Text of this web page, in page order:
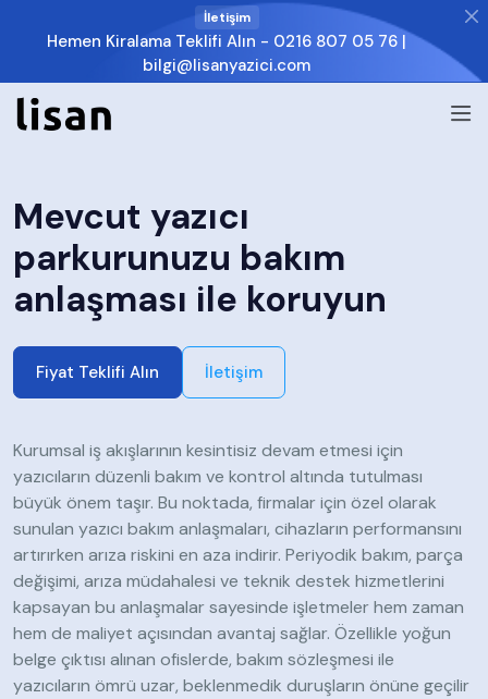
İletişim
Hemen Kiralama Teklifi Alın - 0216 807 05 76 |
bilgi@lisanyazici.com
Mevcut yazıcı
parkurunuzu bakım
anlaşması ile koruyun
Fiyat Teklifi Alın İletişim
Kurumsal iş akışlarının kesintisiz devam etmesi için
yazıcıların düzenli bakım ve kontrol altında tutulması
büyük önem taşır. Bu noktada, firmalar için özel olarak
sunulan yazıcı bakım anlaşmaları, cihazların performansını
artırırken arıza riskini en aza indirir. Periyodik bakım, parça
değişimi, arıza müdahalesi ve teknik destek hizmetlerini
kapsayan bu anlaşmalar sayesinde işletmeler hem zaman
hem de maliyet açısından avantaj sağlar. Özellikle yoğun
belge çıktısı alınan ofislerde, bakım sözleşmesi ile
yazıcıların ömrü uzar, beklenmedik duruşların önüne geçilir